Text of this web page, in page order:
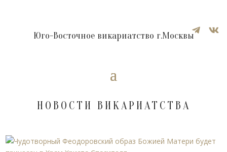
 
Юго-Восточное викариатство г.Москвы
НОВОСТИ ВИКАРИАТСТВА